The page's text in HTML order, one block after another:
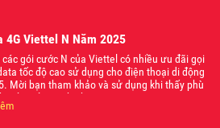
4G Viettel N Năm 2025
các gói cước N của Viettel có nhiều ưu đãi gọi
tốc độ cao sử dụng cho điện thoại di động
Mời bạn tham khảo và sử dụng khi thấy phù
cầu của mình nhé